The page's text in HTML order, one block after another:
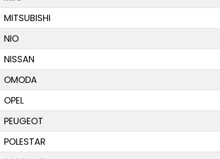
MITSUBISHI
NIO
NISSAN
OMODA
OPEL
PEUGEOT
POLESTAR